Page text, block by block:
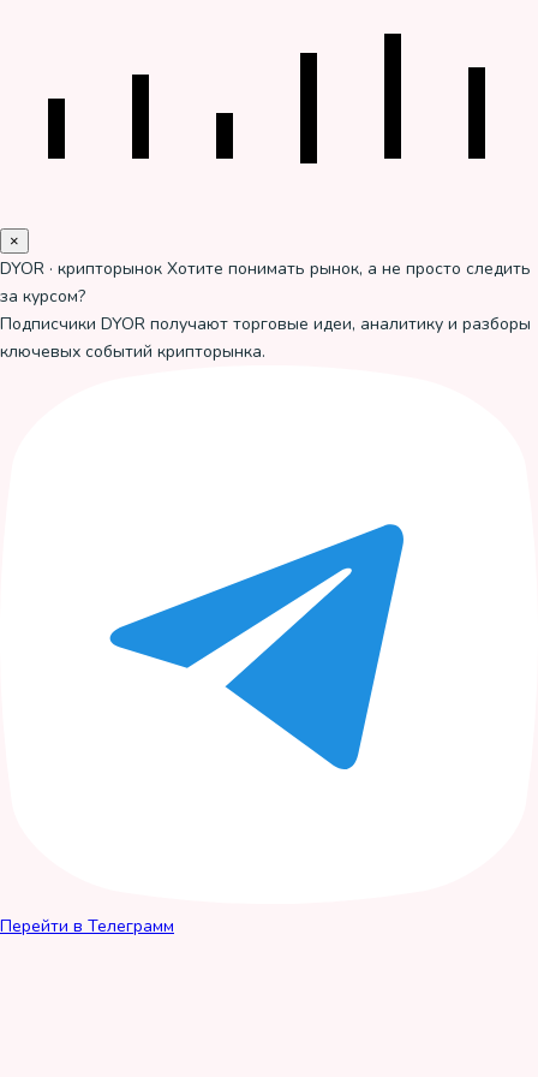
×
DYOR · крипторынок Хотите понимать рынок, а не просто следить
за курсом?
Подписчики DYOR получают торговые идеи, аналитику и разборы
ключевых событий крипторынка.
Перейти в Телеграмм